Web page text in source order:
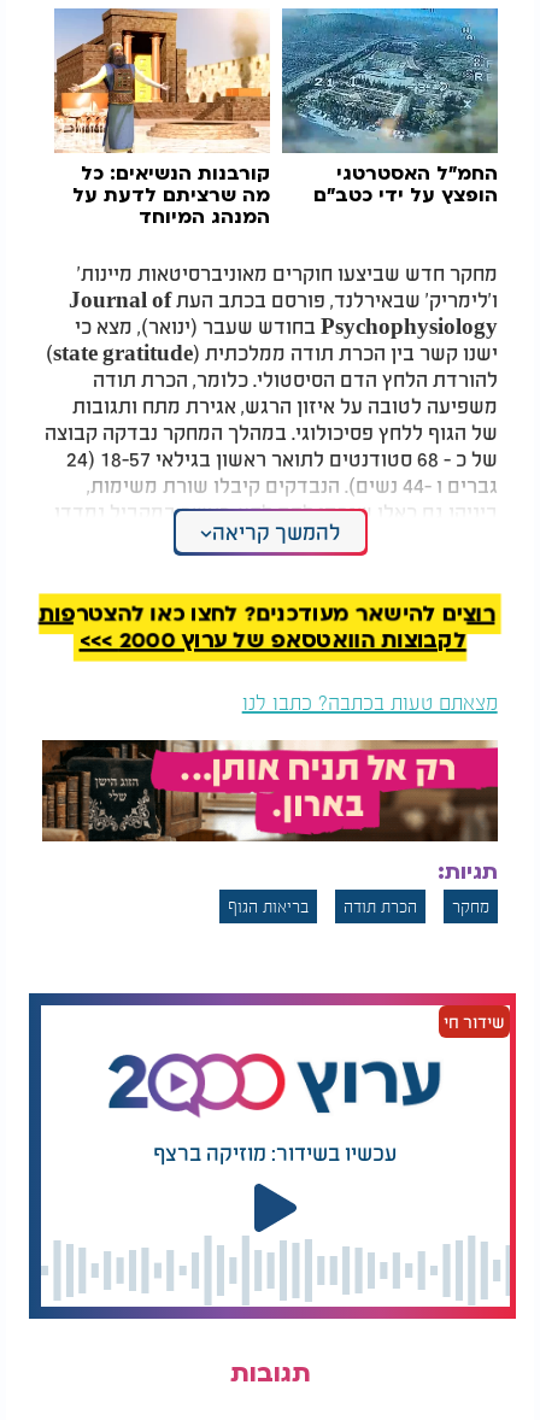
החמ"ל האסטרטגי
הופצץ על ידי כטב"ם
קורבנות הנשיאים: כל
מה שרציתם לדעת על
המנהג המיוחד
מחקר חדש שביצעו חוקרים מאוניברסיטאות מיינות'
ו'לימריק' שבאירלנד, פורסם בכתב העת Journal of
Psychophysiology בחודש שעבר (ינואר), מצא כי
ישנו קשר בין הכרת תודה ממלכתית (state gratitude)
להורדת הלחץ הדם הסיסטולי. כלומר, הכרת תודה
משפיעה לטובה על איזון הרגש, אגירת מתח ותגובות
של הגוף ללחץ פסיכולוגי. במהלך המחקר נבדקה קבוצה
של כ - 68 סטודנטים לתואר ראשון בגילאי 18-57 (24
גברים ו -44 נשים). הנבדקים קיבלו שורת משימות,
ביניהן גם כאלו שגרמו להם לחץ, כאשר במקביל נמדדו
תגובות כלי הדם והלב במהלך הלחץ, וכמו כן נמדדו
התגובות לאחר הכרת התודה הממלכתית ונרשמה ירידה
בלחץ הדם הסיסטולי במהלך הניסוי.
להמשך קריאה
רוצים להישאר מעודכנים? לחצו כאן להצטרפות
לקבוצות הוואטסאפ של ערוץ 2000 >>>
מצאתם טעות בכתבה? כתבו לנו
תגיות:
מחקר הכרת תודה בריאות הגוף
שידור חי
עכשיו בשידור: מוזיקה ברצף
תגובות